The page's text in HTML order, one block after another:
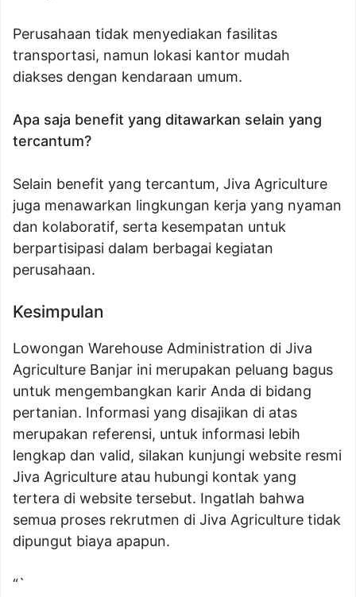
Perusahaan tidak menyediakan fasilitas
transportasi, namun lokasi kantor mudah
diakses dengan kendaraan umum.
Apa saja benefit yang ditawarkan selain yang
tercantum?
Selain benefit yang tercantum, Jiva Agriculture
juga menawarkan lingkungan kerja yang nyaman
dan kolaboratif, serta kesempatan untuk
berpartisipasi dalam berbagai kegiatan
perusahaan.
Kesimpulan
Lowongan Warehouse Administration di Jiva
Agriculture Banjar ini merupakan peluang bagus
untuk mengembangkan karir Anda di bidang
pertanian. Informasi yang disajikan di atas
merupakan referensi, untuk informasi lebih
lengkap dan valid, silakan kunjungi website resmi
Jiva Agriculture atau hubungi kontak yang
tertera di website tersebut. Ingatlah bahwa
semua proses rekrutmen di Jiva Agriculture tidak
dipungut biaya apapun.
“`